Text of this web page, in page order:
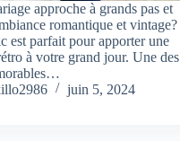
approche à grands pas et
romantique et vintage?
est parfait pour apporter une
à votre grand jour. Une des
juin 5, 2024